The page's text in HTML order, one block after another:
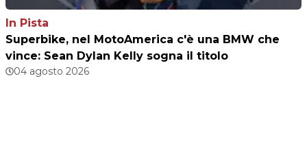
In Pista
Superbike, nel MotoAmerica c'è una BMW che
vince: Sean Dylan Kelly sogna il titolo
04 agosto 2026